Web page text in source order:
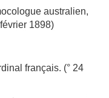
australien,
1898)
français. (° 24